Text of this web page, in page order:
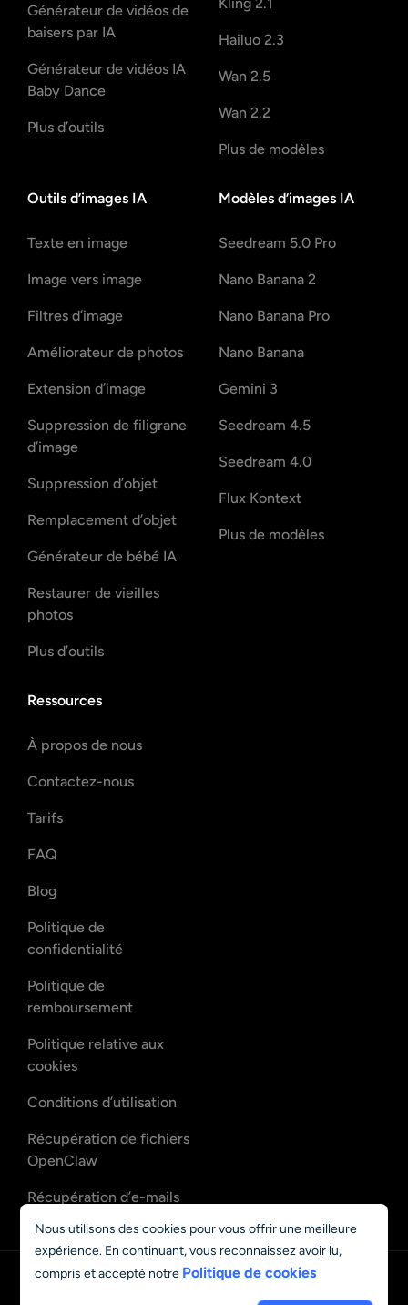
Générateur de vidéos de
baisers par IA
Générateur de vidéos IA
Baby Dance
Plus d’outils
Kling 2.1
Hailuo 2.3
Wan 2.5
Wan 2.2
Plus de modèles
Outils d’images IA
Texte en image
Image vers image
Filtres d’image
Améliorateur de photos
Extension d’image
Suppression de filigrane
d’image
Suppression d’objet
Remplacement d’objet
Générateur de bébé IA
Restaurer de vieilles
photos
Plus d’outils
Modèles d’images IA
Seedream 5.0 Pro
Nano Banana 2
Nano Banana Pro
Nano Banana
Gemini 3
Seedream 4.5
Seedream 4.0
Flux Kontext
Plus de modèles
Ressources
À propos de nous
Contactez-nous
Tarifs
FAQ
Blog
Politique de
confidentialité
Politique de
remboursement
Politique relative aux
cookies
Conditions d’utilisation
Récupération de fichiers
OpenClaw
Récupération d’e-mails
Nous utilisons des cookies pour vous offrir une meilleure
expérience. En continuant, vous reconnaissez avoir lu,
compris et accepté notre Politique de cookies